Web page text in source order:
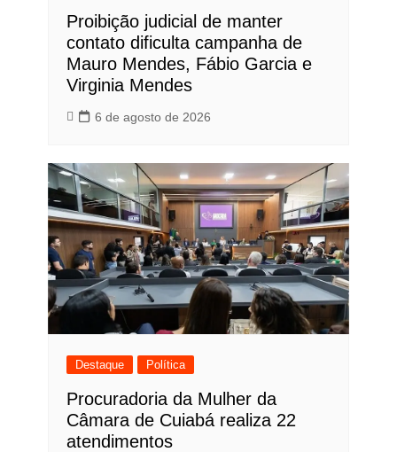
Proibição judicial de manter
contato dificulta campanha de
Mauro Mendes, Fábio Garcia e
Virginia Mendes
6 de agosto de 2026
Destaque Política
Procuradoria da Mulher da
Câmara de Cuiabá realiza 22
atendimentos